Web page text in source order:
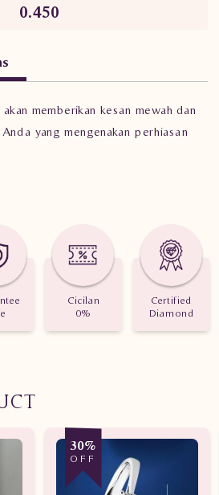
0.450
memberikan kesan mewah dan
yang mengenakan perhiasan
Cicilan
0%
Certified
Diamond
30%
OFF